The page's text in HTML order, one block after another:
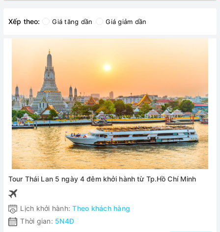
Xếp theo: Giá tăng dần Giá giảm dần
Tour Thái Lan 5 ngày 4 đêm khởi hành từ Tp.Hồ Chí Minh
Lịch khởi hành:Theo khách hàng
Thời gian: 5N4Đ